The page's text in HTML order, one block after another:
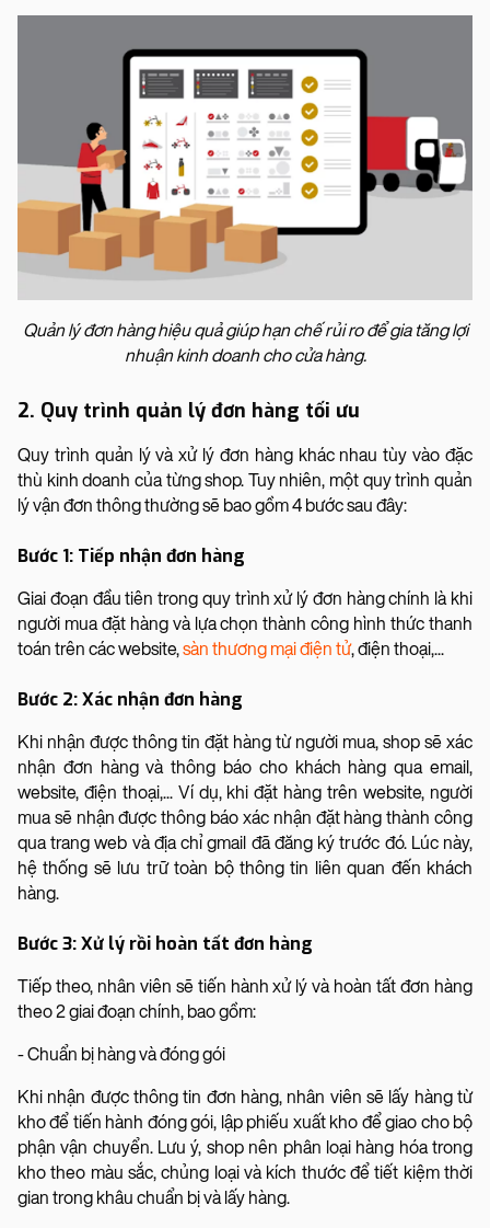
Quản lý đơn hàng hiệu quả giúp hạn chế rủi ro để gia tăng lợi
nhuận kinh doanh cho cửa hàng.
2. Quy trình quản lý đơn hàng tối ưu
Quy trình quản lý và xử lý đơn hàng khác nhau tùy vào đặc
thù kinh doanh của từng shop. Tuy nhiên, một quy trình quản
lý vận đơn thông thường sẽ bao gồm 4 bước sau đây:
Bước 1: Tiếp nhận đơn hàng
Giai đoạn đầu tiên trong quy trình xử lý đơn hàng chính là khi
người mua đặt hàng và lựa chọn thành công hình thức thanh
toán trên các website,sàn thương mại điện tử, điện thoại,...
Bước 2: Xác nhận đơn hàng
Khi nhận được thông tin đặt hàng từ người mua, shop sẽ xác
nhận đơn hàng và thông báo cho khách hàng qua email,
website, điện thoại,... Ví dụ, khi đặt hàng trên website, người
mua sẽ nhận được thông báo xác nhận đặt hàng thành công
qua trang web và địa chỉ gmail đã đăng ký trước đó. Lúc này,
hệ thống sẽ lưu trữ toàn bộ thông tin liên quan đến khách
hàng.
Bước 3: Xử lý rồi hoàn tất đơn hàng
Tiếp theo, nhân viên sẽ tiến hành xử lý và hoàn tất đơn hàng
theo 2 giai đoạn chính, bao gồm:
- Chuẩn bị hàng và đóng gói
Khi nhận được thông tin đơn hàng, nhân viên sẽ lấy hàng từ
kho để tiến hành đóng gói, lập phiếu xuất kho để giao cho bộ
phận vận chuyển. Lưu ý, shop nên phân loại hàng hóa trong
kho theo màu sắc, chủng loại và kích thước để tiết kiệm thời
gian trong khâu chuẩn bị và lấy hàng.